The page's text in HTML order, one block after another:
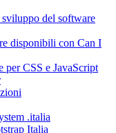
del software
disponibili con Can I
per CSS e JavaScript
.italia
Italia